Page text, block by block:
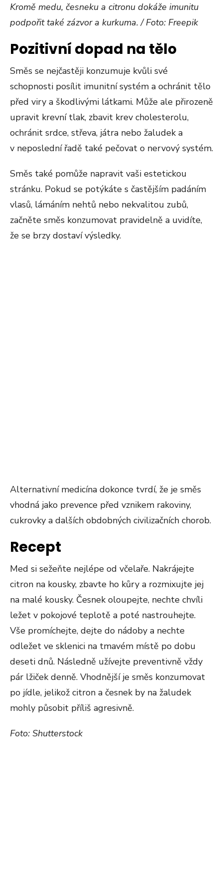
Kromě medu, česneku a citronu dokáže imunitu
podpořit také zázvor a kurkuma. / Foto: Freepik
Pozitivní dopad na tělo
Směs se nejčastěji konzumuje kvůli své
schopnosti posílit imunitní systém a ochránit tělo
před viry a škodlivými látkami. Může ale přirozeně
upravit krevní tlak, zbavit krev cholesterolu,
ochránit srdce, střeva, játra nebo žaludek a
v neposlední řadě také pečovat o nervový systém.
Směs také pomůže napravit vaši estetickou
stránku. Pokud se potýkáte s častějším padáním
vlasů, lámáním nehtů nebo nekvalitou zubů,
začněte směs konzumovat pravidelně a uvidíte,
že se brzy dostaví výsledky.
Alternativní medicína dokonce tvrdí, že je směs
vhodná jako prevence před vznikem rakoviny,
cukrovky a dalších obdobných civilizačních chorob.
Recept
Med si sežeňte nejlépe od včelaře. Nakrájejte
citron na kousky, zbavte ho kůry a rozmixujte jej
na malé kousky. Česnek oloupejte, nechte chvíli
ležet v pokojové teplotě a poté nastrouhejte.
Vše promíchejte, dejte do nádoby a nechte
odležet ve sklenici na tmavém místě po dobu
deseti dnů. Následně užívejte preventivně vždy
pár lžiček denně. Vhodnější je směs konzumovat
po jídle, jelikož citron a česnek by na žaludek
mohly působit příliš agresivně.
Foto: Shutterstock